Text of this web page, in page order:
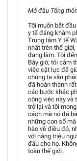
Mở đầu Tổng
Tôi muốn bắt
y tế đáng khâm
Trung tâm Y tế
nhất trên thế
đang làm. Tôi
Bây giờ, tôi cảm
việc cật lực để
chúng ta vẫn
đã hoàn thành
các bước khác
công việc này và
trở lại và tôi
cách mà nó đã
những con số
hào về điều đó,
với hàng triệu
đấu cho họ.
toàn thế giới.